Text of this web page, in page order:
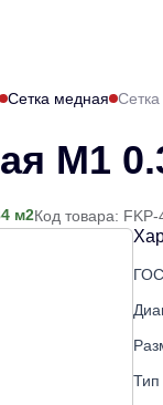
Сетка медная
М1
м2Код товара:
Тип